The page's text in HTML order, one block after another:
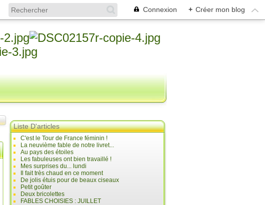
Connexion + Créer mon blog
Liste D'articles
C'est le Tour de France féminin !
La neuvième fable de notre livret...
Au pays des étoiles
Les fabuleuses ont bien travaillé !
Mes surprises du... lundi
Il fait très chaud en ce moment
De jolis étuis pour de beaux ciseaux
Petit goûter
Deux bricolettes
FABLES CHOISIES : JUILLET